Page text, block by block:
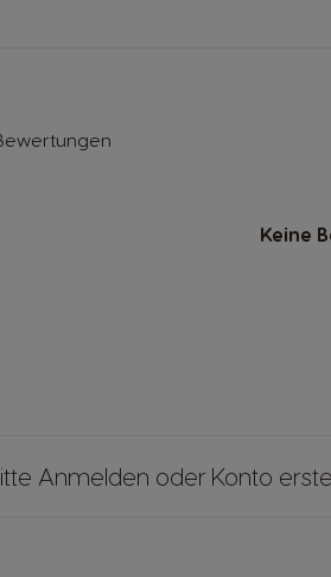
Keine
Anmelden oder Konto